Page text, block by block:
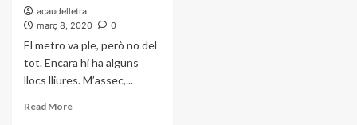
acaudelletra
març 8, 2020
0
El metro va ple, però no del
tot. Encara hi ha alguns
llocs lliures. M’assec,...
Read More